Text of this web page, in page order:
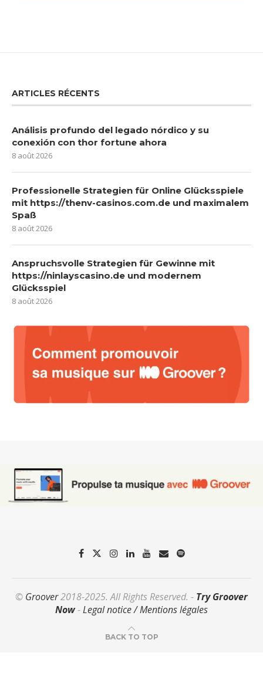
ARTICLES RÉCENTS
Análisis profundo del legado nórdico y su
conexión con thor fortune ahora
8 août 2026
Professionelle Strategien für Online Glücksspiele
mit https://thenv-casinos.com.de und maximalem
Spaß
8 août 2026
Anspruchsvolle Strategien für Gewinne mit
https://ninlayscasino.de und modernem
Glücksspiel
8 août 2026
© Groover2018-2025. All Rights Reserved. - Try Groover
Now-Legal notice / Mentions légales
BACK TO TOP